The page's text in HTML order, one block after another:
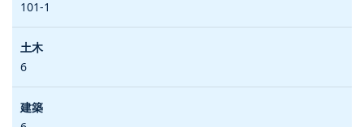
101-1
6